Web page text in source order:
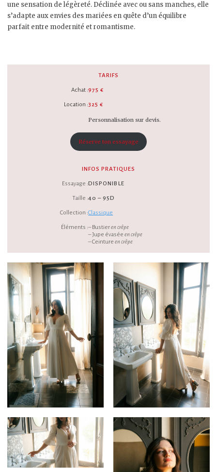
une sensation de légèreté. Déclinée avec ou sans manches, elle
s’adapte aux envies des mariées en quête d’un équilibre
parfait entre modernité et romantisme.
TARIFS
Achat :
Location :
975 €
325 €
Personnalisation sur devis.
Réserve ton essayage
INFOS PRATIQUES
Essayage :
Taille :
Collection :
Éléments :
DISPONIBLE
40 – 95D
Classique
– Bustieren crêpe
– Jupe évaséeen crêpe
– Ceintureen crêpe